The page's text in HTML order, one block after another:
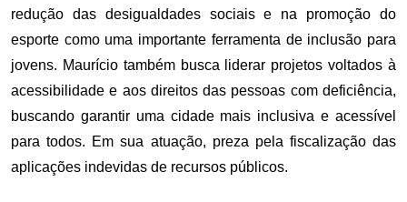
redução das desigualdades sociais e na promoção do
esporte como uma importante ferramenta de inclusão para
jovens. Maurício também busca liderar projetos voltados à
acessibilidade e aos direitos das pessoas com deficiência,
buscando garantir uma cidade mais inclusiva e acessível
para todos. Em sua atuação, preza pela fiscalização das
aplicações indevidas de recursos públicos.